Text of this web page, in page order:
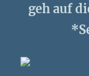
geh auf